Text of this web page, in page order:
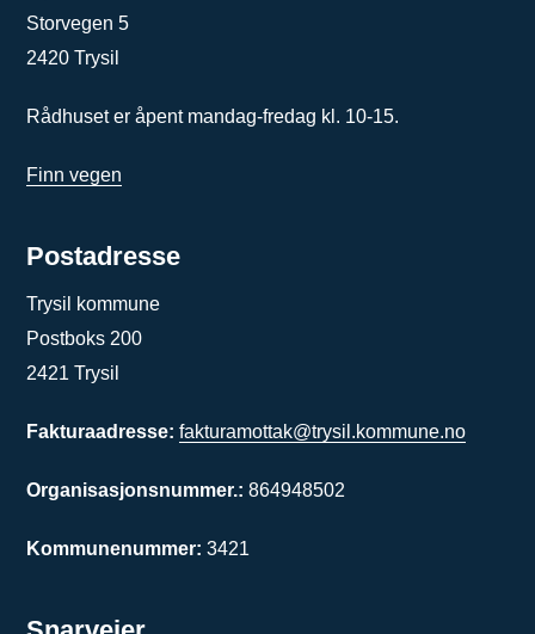
Storvegen 5
2420 Trysil
Rådhuset er åpent mandag-fredag kl. 10-15.
Finn vegen
Postadresse
Trysil kommune
Postboks 200
2421 Trysil
Fakturaadresse:fakturamottak@trysil.kommune.no
Organisasjonsnummer.:864948502
Kommunenummer: 3421